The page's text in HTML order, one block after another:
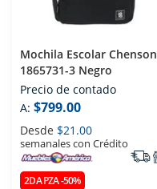
Mochila Escolar Chenson
1865731-3 Negro
Precio de contado
A: $799.00
Desde $21.00
semanales con Crédito
2DA PZA -50%